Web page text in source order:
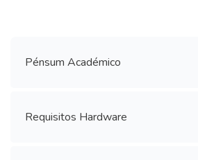
Bloques
Pénsum Académico
Requisitos Hardware